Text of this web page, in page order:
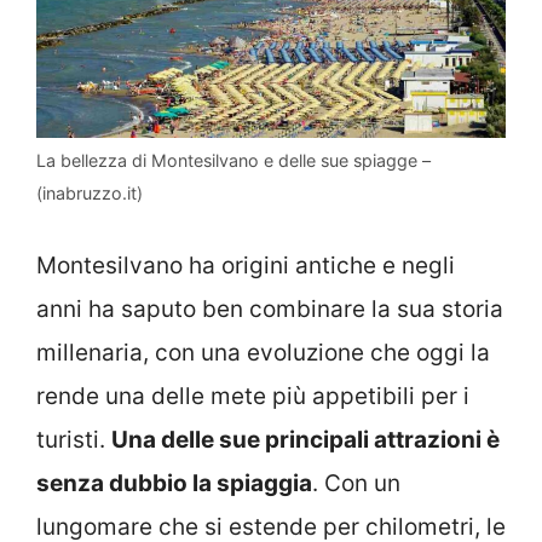
La bellezza di Montesilvano e delle sue spiagge –
(inabruzzo.it)
Montesilvano ha origini antiche e negli
anni ha saputo ben combinare la sua storia
millenaria, con una evoluzione che oggi la
rende una delle mete più appetibili per i
turisti. Una delle sue principali attrazioni è
senza dubbio la spiaggia. Con un
lungomare che si estende per chilometri, le